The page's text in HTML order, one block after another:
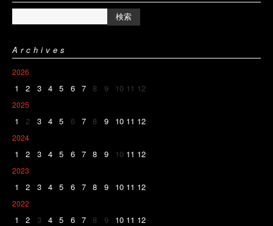
Archives
2026
1 2 3 4 5 6 7 8 9 10 11 12
2025
1 2 3 4 5 6 7 8 9 10 11 12
2024
1 2 3 4 5 6 7 8 9 10 11 12
2023
1 2 3 4 5 6 7 8 9 10 11 12
2022
1 2 3 4 5 6 7 8 9 10 11 12